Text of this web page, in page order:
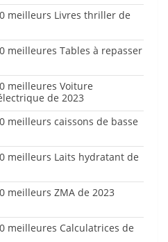
meilleurs Livres thriller de
meilleures Tables à repasser
meilleures Voiture
de 2023
meilleurs caissons de basse
meilleurs Laits hydratant de
meilleurs ZMA de 2023
meilleures Calculatrices de